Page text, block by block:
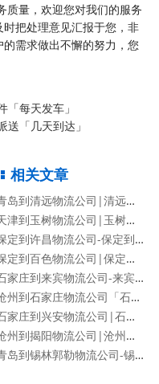
质量，欢迎您对我们的服务
把处理意见汇报于您，非
需求做出不懈的努力，您
每天发车」
「几天到达」
相关文章
青岛到清远物流公司|清远专线
天津到玉树物流公司|玉树专线
保定到许昌物流公司-保定到许昌货运专线
保定到百色物流公司|保定到百色货运专线
石家庄到来宾物流公司-来宾专线
沧州到石家庄物流公司「石家庄专线」
石家庄到兴安物流公司|石家庄到兴安货运专线
沧州到揭阳物流公司|沧州到揭阳物流专线
青岛到锡林郭勒物流公司-锡林郭勒专线